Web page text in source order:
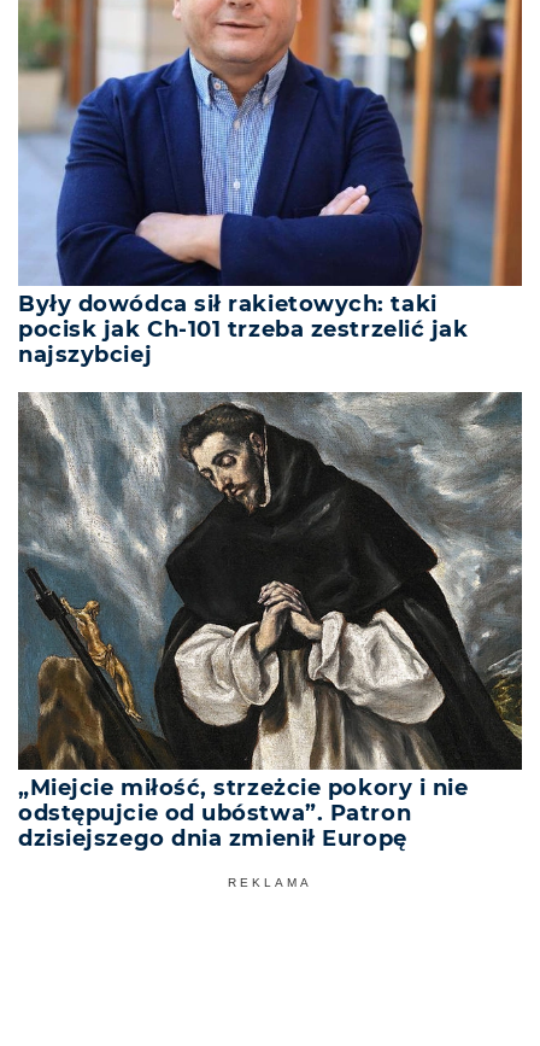
Były dowódca sił rakietowych: taki
pocisk jak Ch-101 trzeba zestrzelić jak
najszybciej
„Miejcie miłość, strzeżcie pokory i nie
odstępujcie od ubóstwa”. Patron
dzisiejszego dnia zmienił Europę
REKLAMA